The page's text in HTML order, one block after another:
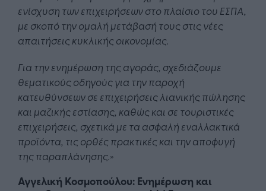
ενίσχυση των επιχειρήσεων στο πλαίσιο του ΕΣΠΑ,
με σκοπό την ομαλή μετάβασή τους στις νέες
απαιτήσεις κυκλικής οικονομίας.
Για την ενημέρωση της αγοράς, σχεδιάζουμε
θεματικούς οδηγούς για την παροχή
κατευθύνσεων σε επιχειρήσεις λιανικής πώλησης
και μαζικής εστίασης, καθώς και σε τουριστικές
επιχειρήσεις, σχετικά με τα ασφαλή εναλλακτικά
προϊόντα, τις ορθές πρακτικές και την αποφυγή
της παραπλάνησης.»
Αγγελική Κοσμοπούλου: Ενημέρωση και